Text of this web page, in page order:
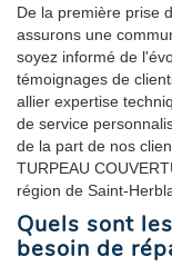
De la première prise
assurons une
soyez informé de
témoignages de
allier expertise
de service
de la part de nos
TURPEAU
région de Saint-
Quels sont
besoin de